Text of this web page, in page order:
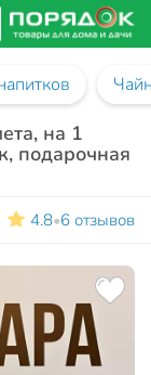
на 1
подарочная
4.8•6 отзывов